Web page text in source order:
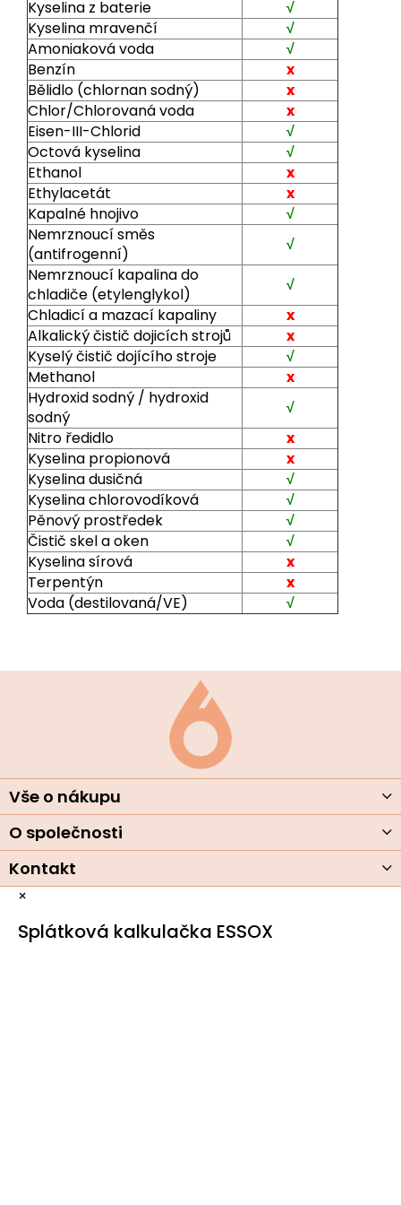
Kyselina z baterie
√
Kyselina mravenčí
√
Amoniaková voda
√
Benzín
x
Bělidlo (chlornan sodný)
x
Chlor/Chlorovaná voda
x
Eisen-III-Chlorid
√
Octová kyselina
√
Ethanol
x
Ethylacetát
x
Kapalné hnojivo
√
Nemrznoucí směs
(antifrogenní)
√
Nemrznoucí kapalina do
chladiče (etylenglykol)
√
Chladicí a mazací kapaliny
x
Alkalický čistič dojicích strojů
x
Kyselý čistič dojícího stroje
√
Methanol
x
Hydroxid sodný / hydroxid
sodný
√
Nitro ředidlo
x
Kyselina propionová
x
Kyselina dusičná
√
Kyselina chlorovodíková
√
Pěnový prostředek
√
Čistič skel a oken
√
Kyselina sírová
x
Terpentýn
x
Voda (destilovaná/VE)
√
í
Vše o nákupu
O společnosti
Kontakt
×
Splátková kalkulačka ESSOX